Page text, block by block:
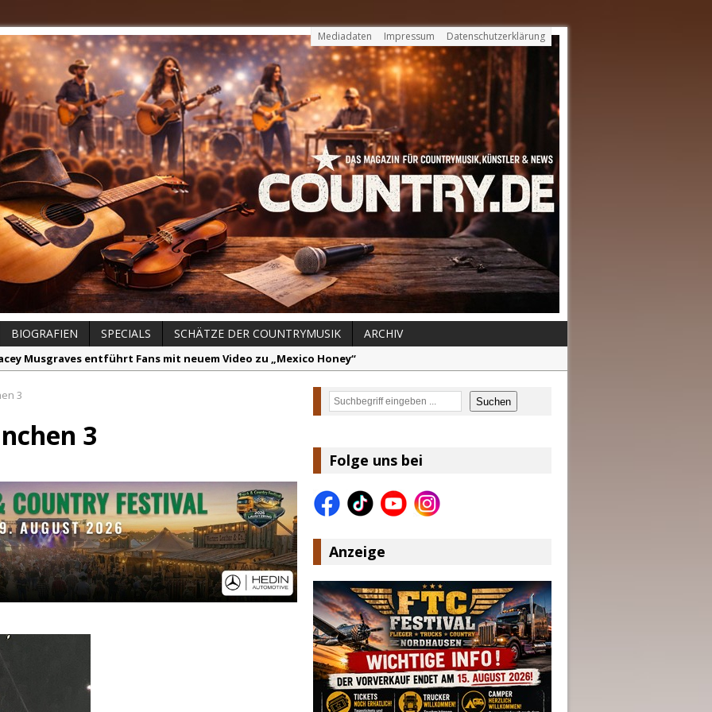
Mediadaten Impressum Datenschutzerklärung
BIOGRAFIEN SPECIALS SCHÄTZE DER COUNTRYMUSIK
ARCHIV
Musgraves entführt Fans mit neuem Video zu „Mexico Honey“
Music Hot News – 2. August 2026: Dolly Parton, Bill Anderson und Shaboozey im Fokus
Johnson & The Hollywood Hillbillies kündigen neues Album mit „Better Days Ahead“ an
für Euer Vertrauen: Country.de erreicht täglich rund 10.000 Leser
3
3
Suchen Suchen
Folge uns bei
Anzeige